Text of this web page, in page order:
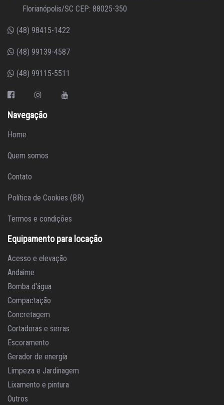
Florianópolis/SC CEP: 88025-350
(48) 98415-1422
(48) 99139-4587
(48) 99115-5511
Navegação
Home
Quem somos
Contato
Política de Cookies (BR)
Termos e condições
Equipamento para locação
Acesso e elevação
Andaime
Bomba d'água
Compactação
Concretagem
Cortadoras e serras
Escoramento
Gerador de energia
Limpeza e Jardinagem
Lixamento e pintura
Outros